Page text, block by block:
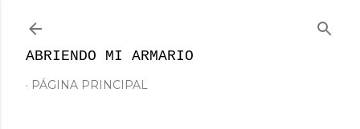
ABRIENDO MI ARMARIO
PÁGINA PRINCIPAL